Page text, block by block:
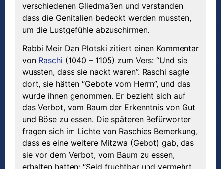
verschiedenen Gliedmaßen und verstanden,
dass die Genitalien bedeckt werden mussten,
um die Lustgefühle abzuschirmen.
Rabbi Meir Dan Plotski zitiert einen Kommentar
von Raschi (1040 – 1105) zum Vers: “Und sie
wussten, dass sie nackt waren”. Raschi sagte
dort, sie hätten “Gebote vom Herrn”, und das
wurde ihnen genommen. Er bezieht sich auf
das Verbot, vom Baum der Erkenntnis von Gut
und Böse zu essen. Die späteren Befürworter
fragen sich im Lichte von Raschies Bemerkung,
dass es eine weitere Mitzwa (Gebot) gab, das
sie vor dem Verbot, vom Baum zu essen,
erhalten hatten: “Seid fruchtbar und vermehrt